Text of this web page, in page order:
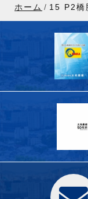
ホーム 15 P2橋